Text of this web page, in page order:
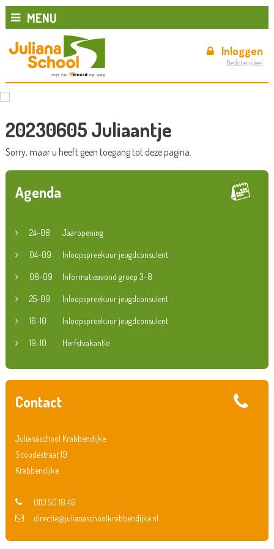
MENU
Inloggen
Besloten deel
20230605 Juliaantje
Sorry, maar u heeft geen toegang tot deze pagina.
Agenda
24-08 Jaaropening
04-09 Inloopspreekuur jeugdconsulent
08-09 Informatieavond groep 3-8
25-09 Inloopspreekuur jeugdconsulent
16-10 Inloopspreekuur jeugdconsulent
19-10 Herfstvakantie
Contact
Julianaschool Krabbendijke
Scoudestraat 19
Krabbendijke
0113 50 18 46
directie@julianaschoolkrabbendijke.nl